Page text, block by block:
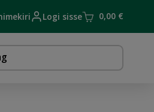
Logi sisse 0,00 €